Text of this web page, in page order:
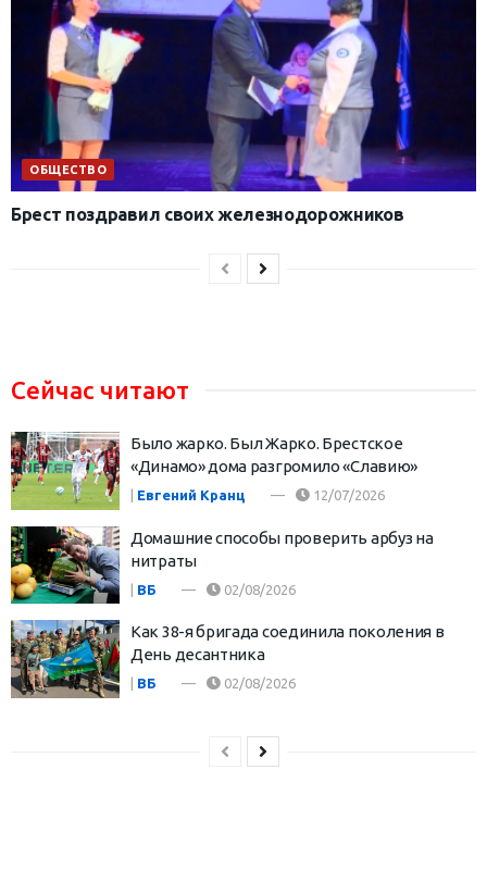
ОБЩЕСТВО
Брест поздравил своих железнодорожников
Сейчас читают
Было жарко. Был Жарко. Брестское
«Динамо» дома разгромило «Славию»
Евгений Кранц 12/07/2026
Домашние способы проверить арбуз на
нитраты
ВБ 02/08/2026
Как 38-я бригада соединила поколения в
День десантника
ВБ 02/08/2026